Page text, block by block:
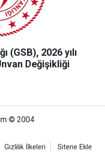
(GSB), 2026 yılı
Değişikliği
© 2004
Gizlilik İlkeleri Sitene Ekle